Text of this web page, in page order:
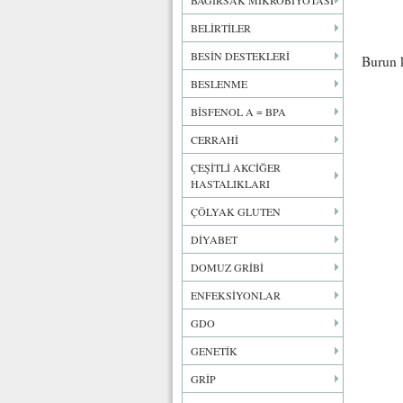
BELİRTİLER
BESİN DESTEKLERİ
BESLENME
BİSFENOL A = BPA
CERRAHİ
ÇEŞİTLİ AKCİĞER
HASTALIKLARI
ÇÖLYAK GLUTEN
DİYABET
DOMUZ GRİBİ
ENFEKSİYONLAR
GDO
GENETİK
GRİP
Burun